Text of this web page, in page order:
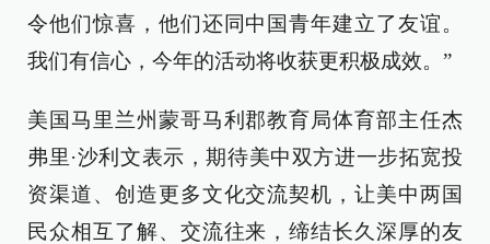
令他们惊喜，他们还同中国青年建立了友谊。
我们有信心，今年的活动将收获更积极成效。”
美国马里兰州蒙哥马利郡教育局体育部主任杰
弗里·沙利文表示，期待美中双方进一步拓宽投
资渠道、创造更多文化交流契机，让美中两国
民众相互了解、交流往来，缔结长久深厚的友